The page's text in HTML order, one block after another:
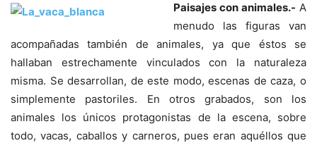
Paisajes con animales.- A
menudo las figuras van
acompañadas también de animales, ya que éstos se
hallaban estrechamente vinculados con la naturaleza
misma. Se desarrollan, de este modo, escenas de caza, o
simplemente pastoriles. En otros grabados, son los
animales los únicos protagonistas de la escena, sobre
todo, vacas, caballos y carneros, pues eran aquéllos que